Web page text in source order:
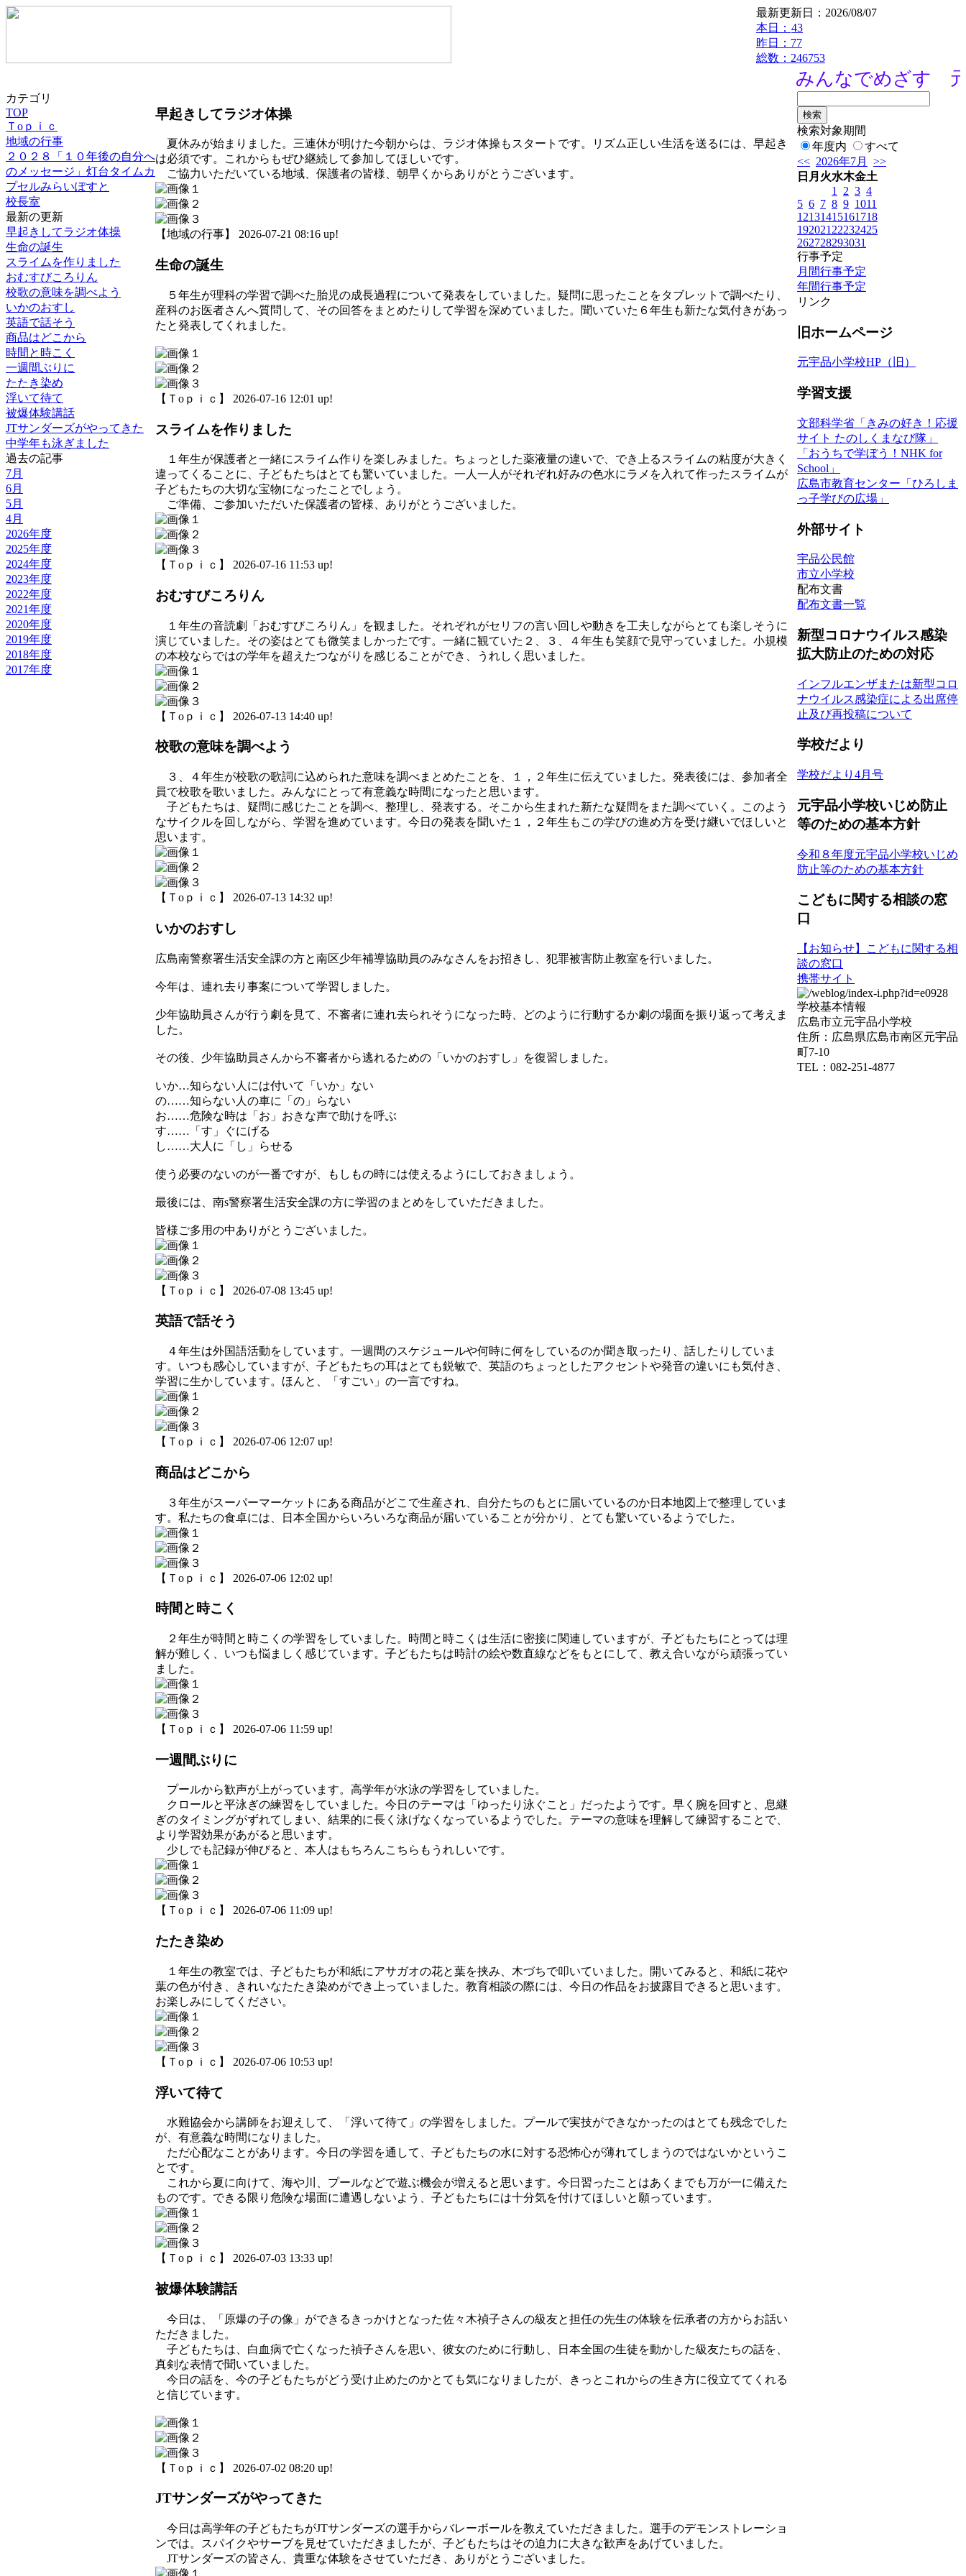
最新更新日：2026/08/07
本日： 43
昨日：77
総数：246753
みんなでめざす 元
カテゴリ
TOP
Ｔoｐｉｃ
地域の行事
２０２８「１０年後の自分へ
のメッセージ」灯台タイムカ
プセルみらいぽすと
校長室
最新の更新
早起きしてラジオ体操
生命の誕生
スライムを作りました
おむすびころりん
校歌の意味を調べよう
いかのおすし
英語で話そう
商品はどこから
時間と時こく
一週間ぶりに
たたき染め
浮いて待て
被爆体験講話
JTサンダーズがやってきた
中学年も泳ぎました
過去の記事
7月
6月
5月
4月
2026年度
2025年度
2024年度
2023年度
2022年度
2021年度
2020年度
2019年度
2018年度
2017年度
早起きしてラジオ体操
夏休みが始まりました。三連休が明けた今朝からは、ラジオ体操もスタートです。リズム正しい生活を送るには、早起き
は必須です。これからもぜひ継続して参加してほしいです。
ご協力いただいている地域、保護者の皆様、朝早くからありがとうございます。
【地域の行事】 2026-07-21 08:16 up!
生命の誕生
５年生が理科の学習で調べた胎児の成長過程について発表をしていました。疑問に思ったことをタブレットで調べたり、
産科のお医者さんへ質問して、その回答をまとめたりして学習を深めていました。聞いていた６年生も新たな気付きがあっ
たと発表してくれました。
【Ｔoｐｉｃ】 2026-07-16 12:01 up!
スライムを作りました
１年生が保護者と一緒にスライム作りを楽しみました。ちょっとした薬液量の違いで、でき上るスライムの粘度が大きく
違ってくることに、子どもたちはとても驚いていました。一人一人がそれぞれ好みの色水にラメを入れて作ったスライムが
子どもたちの大切な宝物になったことでしょう。
ご準備、ご参加いただいた保護者の皆様、ありがとうございました。
【Ｔoｐｉｃ】 2026-07-16 11:53 up!
おむすびころりん
１年生の音読劇「おむすびころりん」を観ました。それぞれがセリフの言い回しや動きを工夫しながらとても楽しそうに
演じていました。その姿はとても微笑ましかったです。一緒に観ていた２、３、４年生も笑顔で見守っていました。小規模
の本校ならではの学年を超えたつながりを感じることができ、うれしく思いました。
【Ｔoｐｉｃ】 2026-07-13 14:40 up!
校歌の意味を調べよう
３、４年生が校歌の歌詞に込められた意味を調べまとめたことを、１，２年生に伝えていました。発表後には、参加者全
員で校歌を歌いました。みんなにとって有意義な時間になったと思います。
子どもたちは、疑問に感じたことを調べ、整理し、発表する。そこから生まれた新たな疑問をまた調べていく。このよう
なサイクルを回しながら、学習を進めています。今日の発表を聞いた１，２年生もこの学びの進め方を受け継いでほしいと
思います。
【Ｔoｐｉｃ】 2026-07-13 14:32 up!
いかのおすし
広島南警察署生活安全課の方と南区少年補導協助員のみなさんをお招きし、犯罪被害防止教室を行いました。
今年は、連れ去り事案について学習しました。
少年協助員さんが行う劇を見て、不審者に連れ去られそうになった時、どのように行動するか劇の場面を振り返って考えま
した。
その後、少年協助員さんから不審者から逃れるための「いかのおすし」を復習しました。
いか…知らない人には付いて「いか」ない
の……知らない人の車に「の」らない
お……危険な時は「お」おきな声で助けを呼ぶ
す……「す」ぐにげる
し……大人に「し」らせる
使う必要のないのが一番ですが、もしもの時には使えるようにしておきましょう。
最後には、南s警察署生活安全課の方に学習のまとめをしていただきました。
皆様ご多用の中ありがとうございました。
【Ｔoｐｉｃ】 2026-07-08 13:45 up!
英語で話そう
４年生は外国語活動をしています。一週間のスケジュールや何時に何をしているのか聞き取ったり、話したりしていま
す。いつも感心していますが、子どもたちの耳はとても鋭敏で、英語のちょっとしたアクセントや発音の違いにも気付き、
学習に生かしています。ほんと、「すごい」の一言ですね。
【Ｔoｐｉｃ】 2026-07-06 12:07 up!
商品はどこから
３年生がスーパーマーケットにある商品がどこで生産され、自分たちのもとに届いているのか日本地図上で整理していま
す。私たちの食卓には、日本全国からいろいろな商品が届いていることが分かり、とても驚いているようでした。
【Ｔoｐｉｃ】 2026-07-06 12:02 up!
時間と時こく
２年生が時間と時こくの学習をしていました。時間と時こくは生活に密接に関連していますが、子どもたちにとっては理
解が難しく、いつも悩ましく感じています。子どもたちは時計の絵や数直線などをもとにして、教え合いながら頑張ってい
ました。
【Ｔoｐｉｃ】 2026-07-06 11:59 up!
一週間ぶりに
プールから歓声が上がっています。高学年が水泳の学習をしていました。
クロールと平泳ぎの練習をしていました。今日のテーマは「ゆったり泳ぐこと」だったようです。早く腕を回すと、息継
ぎのタイミングがずれてしまい、結果的に長く泳げなくなっているようでした。テーマの意味を理解して練習することで、
より学習効果があがると思います。
少しでも記録が伸びると、本人はもちろんこちらもうれしいです。
【Ｔoｐｉｃ】 2026-07-06 11:09 up!
たたき染め
１年生の教室では、子どもたちが和紙にアサガオの花と葉を挟み、木づちで叩いていました。開いてみると、和紙に花や
葉の色が付き、きれいなたたき染めができ上っていました。教育相談の際には、今日の作品をお披露目できると思います。
お楽しみにしてください。
【Ｔoｐｉｃ】 2026-07-06 10:53 up!
浮いて待て
水難協会から講師をお迎えして、「浮いて待て」の学習をしました。プールで実技ができなかったのはとても残念でした
が、有意義な時間になりました。
ただ心配なことがあります。今日の学習を通して、子どもたちの水に対する恐怖心が薄れてしまうのではないかというこ
とです。
これから夏に向けて、海や川、プールなどで遊ぶ機会が増えると思います。今日習ったことはあくまでも万が一に備えた
ものです。できる限り危険な場面に遭遇しないよう、子どもたちには十分気を付けてほしいと願っています。
【Ｔoｐｉｃ】 2026-07-03 13:33 up!
被爆体験講話
今日は、「原爆の子の像」ができるきっかけとなった佐々木禎子さんの級友と担任の先生の体験を伝承者の方からお話い
ただきました。
子どもたちは、白血病で亡くなった禎子さんを思い、彼女のために行動し、日本全国の生徒を動かした級友たちの話を、
真剣な表情で聞いていました。
今日の話を、今の子どもたちがどう受け止めたのかとても気になりましたが、きっとこれからの生き方に役立ててくれる
と信じています。
【Ｔoｐｉｃ】 2026-07-02 08:20 up!
JTサンダーズがやってきた
今日は高学年の子どもたちがJTサンダーズの選手からバレーボールを教えていただきました。選手のデモンストレーショ
ンでは。スパイクやサーブを見せていただきましたが、子どもたちはその迫力に大きな歓声をあげていました。
JTサンダーズの皆さん、貴重な体験をさせていただき、ありがとうございました。
検索対象期間
年度内
すべて
<< 2026年7月
>>
日 月 火水木金土
1
2 3 4
5 6 7 8 9 1011
12131415161718
192021 22232425
262728293031
行事予定
月間行事予定
年間行事予定
リンク
旧ホームページ
元宇品小学校HP（旧）
学習支援
文部科学省「きみの好き！応援
サイト たのしくまなび隊」
「おうちで学ぼう！NHK for
School」
広島市教育センター「ひろしま
っ子学びの広場」
外部サイト
宇品公民館
市立小学校
配布文書
配布文書一覧
新型コロナウイルス感染
拡大防止のための対応
インフルエンザまたは新型コロ
ナウイルス感染症による出席停
止及び再投稿について
学校だより
学校だより4月号
元宇品小学校いじめ防止
等のための基本方針
令和８年度元宇品小学校いじめ
防止等のための基本方針
こどもに関する相談の窓
口
【お知らせ】こどもに関する相
談の窓口
携帯サイト
学校基本情報
広島市立元宇品小学校
住所：広島県広島市南区元宇品
町7-10
TEL：082-251-4877